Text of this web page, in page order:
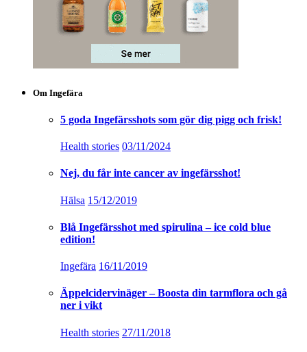
Om Ingefära
5 goda Ingefärsshots som gör dig pigg och frisk!
Health stories 03/11/2024
Nej, du får inte cancer av ingefärsshot!
Hälsa 15/12/2019
Blå Ingefärsshot med spirulina – ice cold blue
edition!
Ingefära 16/11/2019
Äppelcidervinäger – Boosta din tarmflora och gå
ner i vikt
Health stories 27/11/2018